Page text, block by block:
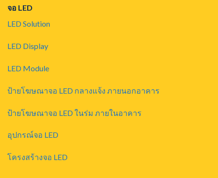
จอ LED
LED Solution
LED Display
LED Module
ป้ายโฆษณาจอ LED กลางแจ้ง ภายนอกอาคาร
ป้ายโฆษณาจอ LED ในร่ม ภายในอาคาร
อุปกรณ์จอ LED
โครงสร้างจอ LED